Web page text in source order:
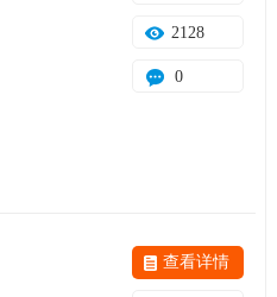
2128
0
查看详情